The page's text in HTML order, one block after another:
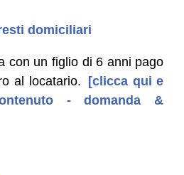
domiciliari
con un figlio di 6 anni pago
al locatario. [clicca qui e
- domanda &